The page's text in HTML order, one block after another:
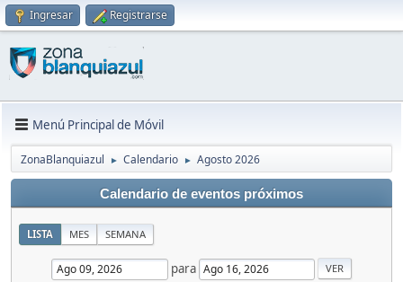
Ingresar Registrarse
Menú Principal de Móvil
ZonaBlanquiazul ► Calendario ► Agosto 2026
Calendario de eventos próximos
LISTA MES SEMANA
para